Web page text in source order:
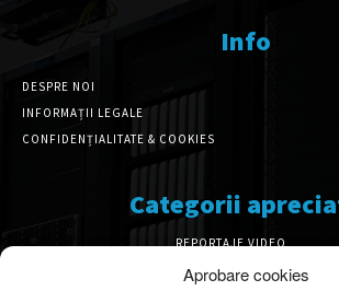
Aprobare cookies
Info
DESPRE NOI
INFORMAȚII LEGALE
CONFIDENȚIALITATE & COOKIES
Categorii
REPORTAJE VIDEO
AMENAJĂRI INTERIOARE